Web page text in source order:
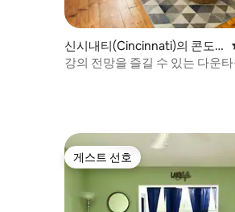
신시내티(Cincinnati)의 콘도
미니엄
강의 전망을 즐길 수 있는 다운
게스트 선호
게스트 선호